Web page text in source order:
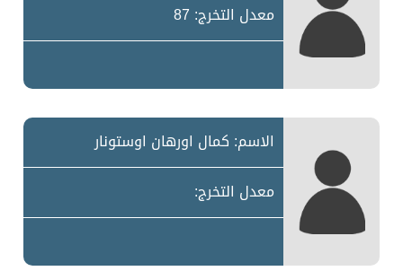
معدل التخرج: 87
الاسم: كمال اورهان اوستونار
معدل التخرج: